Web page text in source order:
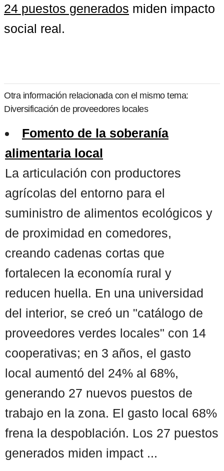
24 puestos generados miden impacto
social real.
Otra información relacionada con el mismo tema:
Diversificación de proveedores locales
Fomento de la soberanía
alimentaria local
La articulación con productores
agrícolas del entorno para el
suministro de alimentos ecológicos y
de proximidad en comedores,
creando cadenas cortas que
fortalecen la economía rural y
reducen huella. En una universidad
del interior, se creó un "catálogo de
proveedores verdes locales" con 14
cooperativas; en 3 años, el gasto
local aumentó del 24% al 68%,
generando 27 nuevos puestos de
trabajo en la zona. El gasto local 68%
frena la despoblación. Los 27 puestos
generados miden impact ...